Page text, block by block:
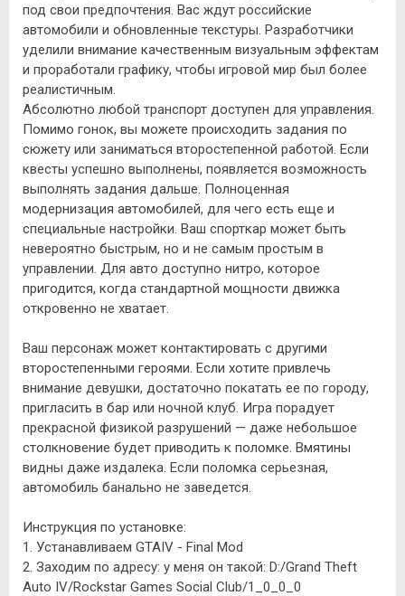
под свои предпочтения. Вас ждут российские
автомобили и обновленные текстуры. Разработчики
уделили внимание качественным визуальным эффектам
и проработали графику, чтобы игровой мир был более
реалистичным.
Абсолютно любой транспорт доступен для управления.
Помимо гонок, вы можете происходить задания по
сюжету или заниматься второстепенной работой. Если
квесты успешно выполнены, появляется возможность
выполнять задания дальше. Полноценная
модернизация автомобилей, для чего есть еще и
специальные настройки. Ваш спорткар может быть
невероятно быстрым, но и не самым простым в
управлении. Для авто доступно нитро, которое
пригодится, когда стандартной мощности движка
откровенно не хватает.
Ваш персонаж может контактировать с другими
второстепенными героями. Если хотите привлечь
внимание девушки, достаточно покатать ее по городу,
пригласить в бар или ночной клуб. Игра порадует
прекрасной физикой разрушений — даже небольшое
столкновение будет приводить к поломке. Вмятины
видны даже издалека. Если поломка серьезная,
автомобиль банально не заведется.
Инструкция по установке:
1. Устанавливаем GTAIV - Final Mod
2. Заходим по адресу: у меня он такой: D:/Grand Theft
Auto IV/Rockstar Games Social Club/1_0_0_0